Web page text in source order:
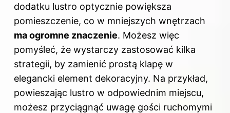
dodatku lustro optycznie powiększa
pomieszczenie, co w mniejszych wnętrzach
ma ogromne znaczenie. Możesz więc
pomyśleć, że wystarczy zastosować kilka
strategii, by zamienić prostą klapę w
elegancki element dekoracyjny. Na przykład,
powieszając lustro w odpowiednim miejscu,
możesz przyciągnąć uwagę gości ruchomymi